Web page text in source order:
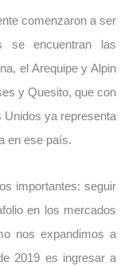
comenzaron a ser
se encuentran las
el Arequipe y Alpin
y Quesito, que con
ya representa
en ese país.
importantes: seguir
en los mercados
nos expandimos a
2019 es ingresar a